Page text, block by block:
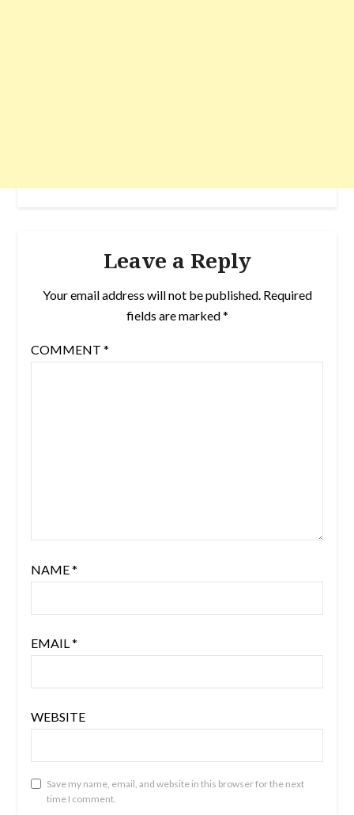
Leave a Reply
Your email address will not be published. Required
fields are marked*
COMMENT *
NAME*
EMAIL*
WEBSITE
Save my name, email, and website in this browser for the next
time I comment.